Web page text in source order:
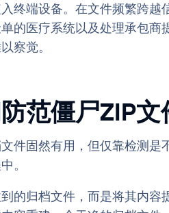
终端设备。在文件频繁跨
的医疗系统以及处理承包
察觉。
范僵尸ZIP文
件固然有用，但仅靠检测是
。
的归档文件，而是将其内容